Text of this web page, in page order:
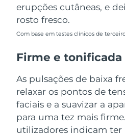
erupções cutâneas, e
rosto fresco.
Com base em testes clínicos de
Firme e tonificada
As pulsações de baixa
relaxar os pontos de
faciais e a suavizar a
para uma tez mais
utilizadores indicam ter
Taiwan
Tailândia
Turquia
Emirados Árabes
Unidos
Reino Unido